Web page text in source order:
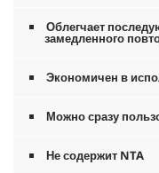
Облегчает
замедленного
Экономичен в
Можно сразу
Не содержит NTA